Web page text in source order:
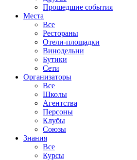
Прошедшие события
Места
Все
Рестораны
Отели-площадки
Винодельни
Бутики
Сети
Организаторы
Все
Школы
Агентства
Персоны
Клубы
Союзы
Знания
Все
Курсы